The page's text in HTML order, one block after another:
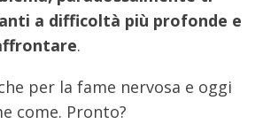
a difficoltà più profonde e
.
per la fame nervosa e oggi
come. Pronto?